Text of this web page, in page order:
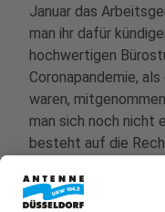
Januar das
man ihr dafür
hochwertigen
Coronapandemie,
waren,
man sich noch nicht
besteht auf die
dem Arbeitsrecht.